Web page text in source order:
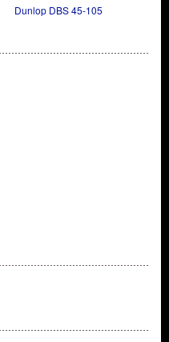
Dunlop DBS 45-105